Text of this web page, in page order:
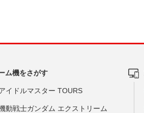
ム機をさがす
イドルマスター TOURS
動戦士ガンダム エクストリーム